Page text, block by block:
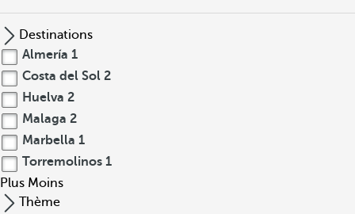
Destinations
Almería 1
Costa del Sol 2
Huelva 2
Malaga 2
Marbella 1
Torremolinos 1
Plus Moins
Thème